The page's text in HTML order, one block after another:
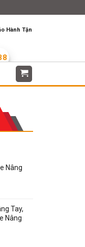
Hành Tận
Nâng
Tay,
Nâng